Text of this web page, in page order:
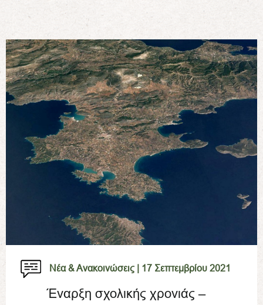
Νέα & Ανακοινώσεις | 17 Σεπτεμβρίου 2021
Έναρξη σχολικής χρονιάς –